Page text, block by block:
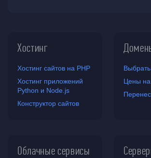
Хостинг
Хостинг сайтов на PHP
Хостинг приложений
Python и Node.js
Конструктор сайтов
Цены
Облачные сервисы